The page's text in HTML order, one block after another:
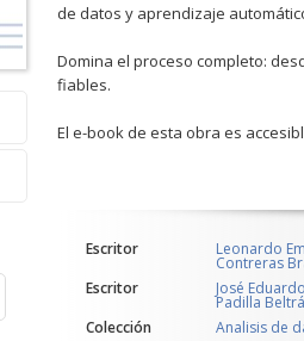
de datos y aprendizaje
Domina el proceso completo:
fiables.
El e-book de esta obra es
Escritor Leonardo
Contreras
Escritor
José Eduardo
Padilla
Colección
Analisis de